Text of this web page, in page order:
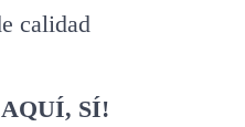
calidad
AQUÍ, SÍ!